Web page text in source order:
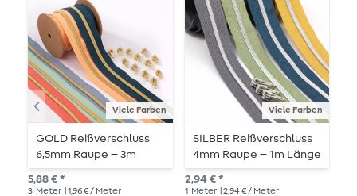
Viele Farben
GOLD Reißverschluss
6,5mm Raupe – 3m
Länge – metallisiert
5,88 € *
3 Meter | 1,96 € / Meter
Viele Farben
SILBER Reißverschluss
4mm Raupe – 1m Länge
– metallisiert
2,94 € *
1 Meter | 2,94 € / Meter